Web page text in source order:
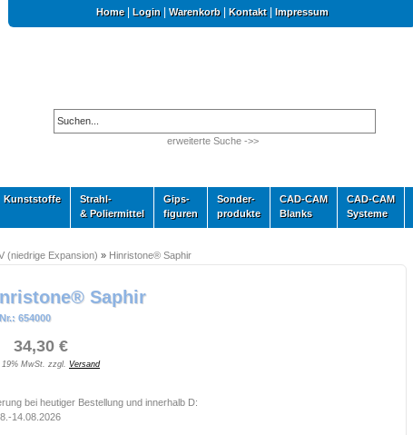
Home| Login Warenkorb| Kontakt| Impressum
erweiterte Suche ->>
Kunststoffe
Strahl-
& Poliermittel
Gips-
figuren
Sonder-
produkte
CAD-CAM
Blanks
CAD-CAM
Systeme
(niedrige Expansion) » Hinristone® Saphir
Saphir
654000
34,30 €
MwSt. zzgl. Versand
bei heutiger Bestellung und innerhalb D:
14.08.2026